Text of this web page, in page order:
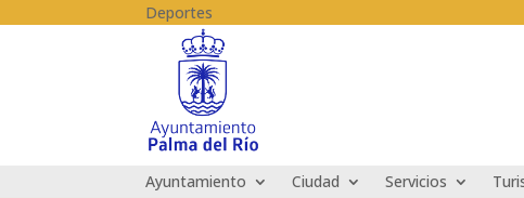
Deportes
Ayuntamiento Ciudad Servicios